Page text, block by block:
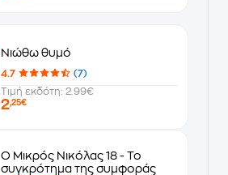
Νιώθω θυμό
4.7
(7)
Τιμή εκδότη: 2.99€
2,25€
Ο Μικρός Νικόλας 18 - Το
συγκρότημα της συμφοράς